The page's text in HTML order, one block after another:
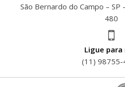
São Bernardo do Campo – SP
480
Ligue para
(11) 98755-